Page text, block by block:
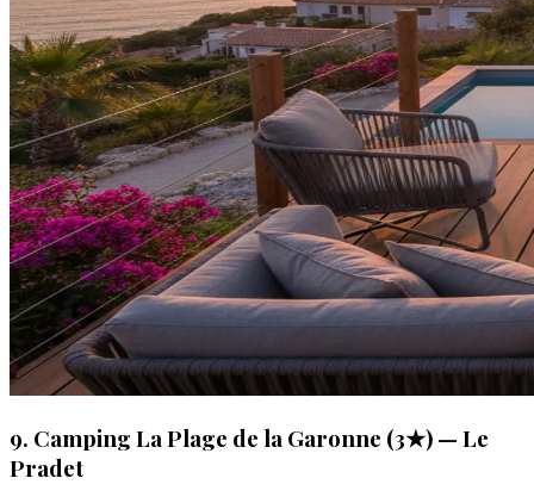
9. Camping La Plage de la Garonne (3★) — Le
Pradet